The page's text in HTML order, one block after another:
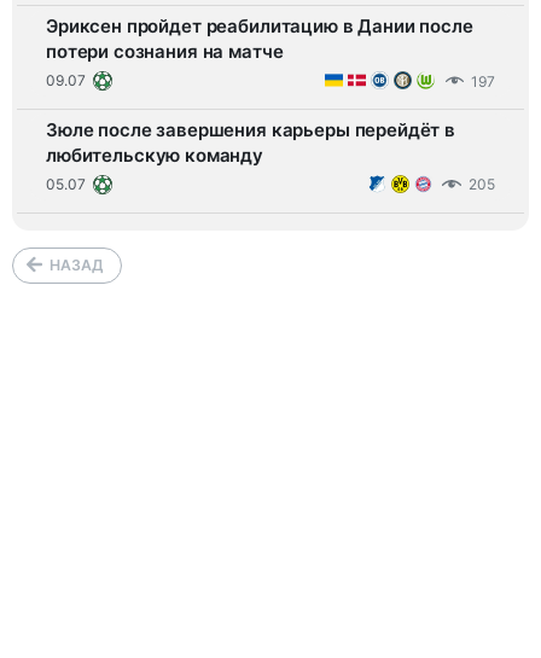
Эриксен пройдет реабилитацию в Дании после
потери сознания на матче
09.07 197
Зюле после завершения карьеры перейдёт в
любительскую команду
05.07 205
НАЗАД